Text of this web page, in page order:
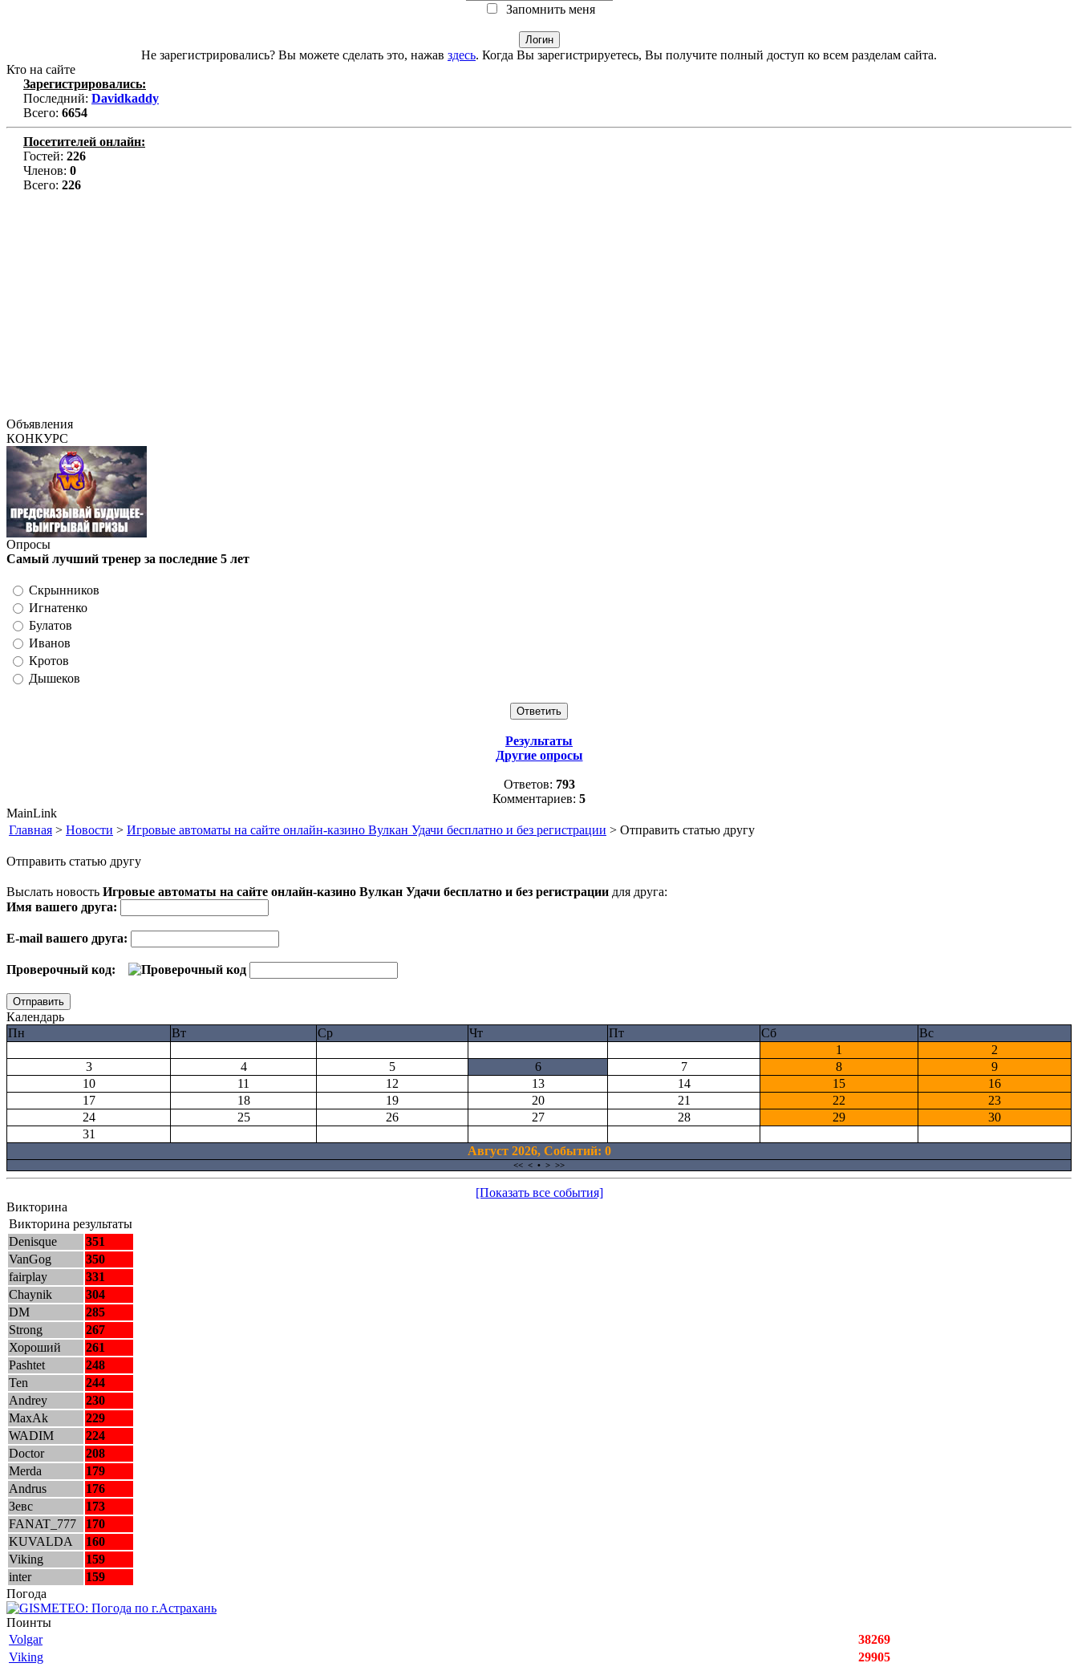
Запомнить меня
Не зарегистрировались? Вы можете сделать это, нажав здесь. Когда Вы зарегистрируетесь, Вы получите полный доступ ко всем разделам сайта.
Кто на сайте
Зарегистрировались:
Последний: Davidkaddy
Всего: 6654
Посетителей онлайн:
Гостей: 226
Членов: 0
Всего: 226
Объявления
КОНКУРС
Опросы
Самый лучший тренер за последние 5 лет
Скрынников
Игнатенко
Булатов
Иванов
Кротов
Дышеков
Результаты
Другие опросы
Ответов: 793
Комментариев: 5
MainLink
Главная > Новости > Игровые автоматы на сайте онлайн-казино Вулкан Удачи бесплатно и без регистрации > Отправить статью другу
Отправить статью другу
Выслать новость Игровые автоматы на сайте онлайн-казино Вулкан Удачи бесплатно и без регистрации для друга:
Имя вашего друга:
E-mail вашего друга:
Проверочный код:
Календарь
Пн
Вт Ср Чт Пт Сб
Вс
1
2
3
4 5 6 7 8
9
10
11 12 13 14 15
16
17
18 19 20 21 22
23
24
25 26 27 28 29
30
31
Август 2026, Cобытий: 0
<< < • > >>
[Показать все события]
Викторина
Викторина результаты
Denisque
351
VanGog
350
fairplay
331
Chaynik
304
DM
285
Strong
267
Хороший
261
Pashtet
248
Ten
244
Andrey
230
MaxAk
229
WADIM
224
Doctor
208
Merda
179
Andrus
176
Зевс
173
FANAT_777
170
KUVALDA
160
Viking
159
inter
159
Погода
Поинты
Volgar
38269
Viking
29905